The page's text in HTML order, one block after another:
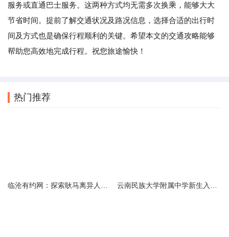
服务或直通巴士服务。这两种方式均无需多次换乘，能够大大
节省时间。提前了解交通状况及路况信息，选择合适的出行时
间及方式也是确保行程顺利的关键。希望本文的交通攻略能够
帮助您高效地完成行程。祝您旅途愉快！
热门推荐